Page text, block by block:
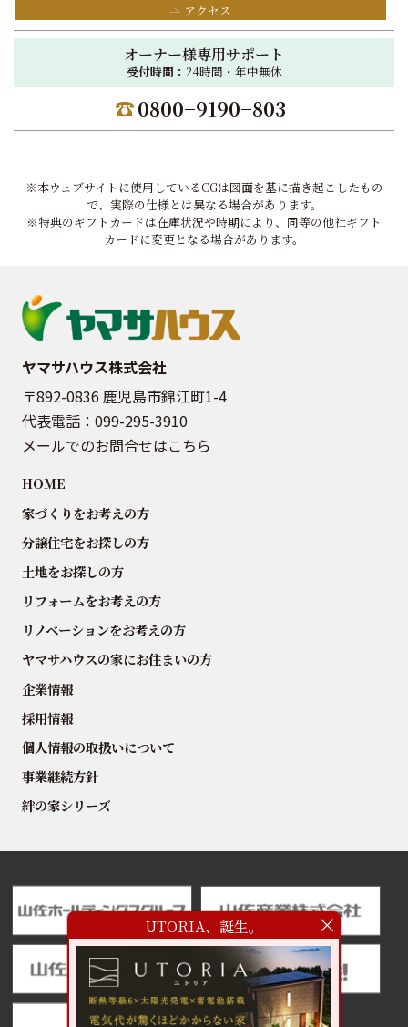
アクセス
オーナー様専用サポート
受付時間： 24時間・年中無休
0800−9190−803
※本ウェブサイトに使用しているCGは図面を基に描き起こしたもの
で、実際の仕様とは異なる場合があります。
※特典のギフトカードは在庫状況や時期により、同等の他社ギフト
カードに変更となる場合があります。
ヤマサハウス株式会社
〒892-0836 鹿児島市錦江町1-4
代表電話： 099-295-3910
メールでのお問合せはこちら
HOME
家づくりをお考えの方
分譲住宅をお探しの方
土地をお探しの方
リフォームをお考えの方
リノベーションをお考えの方
ヤマサハウスの家にお住まいの方
企業情報
採用情報
個人情報の取扱いについて
事業継続方針
絆の家シリーズ
UTORIA、誕生。